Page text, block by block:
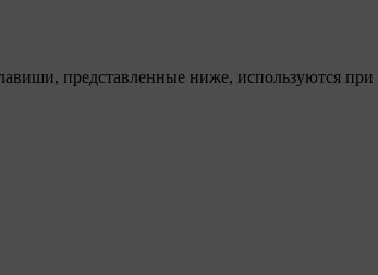
представленные ниже, используются при